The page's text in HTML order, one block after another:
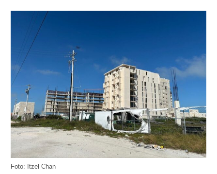
Foto: Itzel Chan